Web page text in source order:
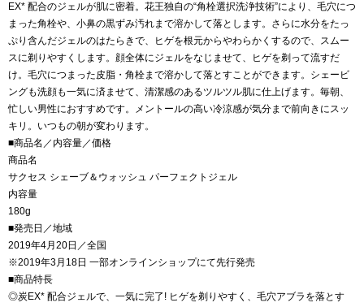
EX* 配合のジェルが肌に密着。花王独自の“角栓選択洗浄技術”により、毛穴につ
まった角栓や、小鼻の黒ずみ汚れまで溶かして落とします。さらに水分をたっ
ぷり含んだジェルのはたらきで、ヒゲを根元からやわらかくするので、スムー
スに剃りやすくします。顔全体にジェルをなじませて、ヒゲを剃って流すだ
け。毛穴につまった皮脂・角栓まで溶かして落とすことができます。シェービ
ングも洗顔も一気に済ませて、清潔感のあるツルツル肌に仕上げます。毎朝、
忙しい男性におすすめです。メントールの高い冷涼感が気分まで前向きにスッ
キリ。いつもの朝が変わります。
■商品名／内容量／価格
商品名
サクセス シェーブ＆ウォッシュ パーフェクトジェル
内容量
180g
■発売日／地域
2019年4月20日／全国
※2019年3月18日 一部オンラインショップにて先行発売
■商品特長
◎炭EX* 配合ジェルで、一気に完了! ヒゲを剃りやすく、毛穴アブラを落とす